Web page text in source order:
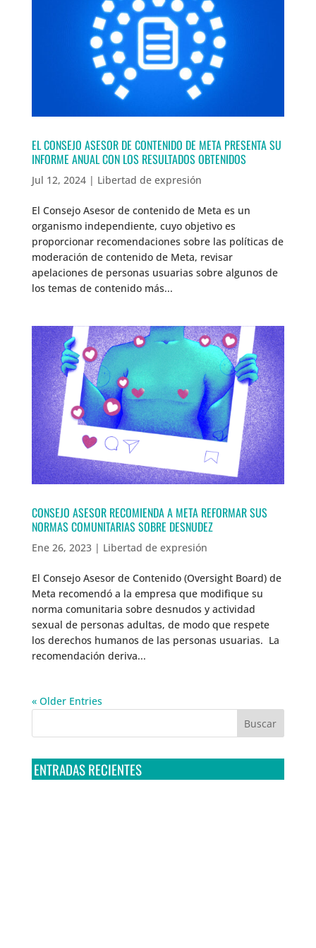
EL CONSEJO ASESOR DE CONTENIDO DE META PRESENTA SU
INFORME ANUAL CON LOS RESULTADOS OBTENIDOS
Jul 12, 2024| Libertad de expresión
El Consejo Asesor de contenido de Meta es un
organismo independiente, cuyo objetivo es
proporcionar recomendaciones sobre las políticas de
moderación de contenido de Meta, revisar
apelaciones de personas usuarias sobre algunos de
los temas de contenido más...
CONSEJO ASESOR RECOMIENDA A META REFORMAR SUS
NORMAS COMUNITARIAS SOBRE DESNUDEZ
Ene 26, 2023| Libertad de expresión
El Consejo Asesor de Contenido (Oversight Board) de
Meta recomendó a la empresa que modifique su
norma comunitaria sobre desnudos y actividad
sexual de personas adultas, de modo que respete
los derechos humanos de las personas usuarias. La
recomendación deriva...
« Older Entries
ENTRADAS RECIENTES